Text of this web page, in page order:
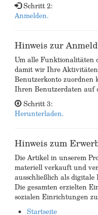
Schritt 2:
Anmelden.
Hinweis zur
Um alle Funktionalitäten
damit wir Ihre
Benutzerkonto zuordnen
Ihren Benutzerdaten auf
Schritt 3:
Herunterladen.
Hinweis zum
Die Artikel in unserem
materiell verkauft und
ausschließlich als
Die gesamten erzielten
sozialen Einrichtungen
Startseite